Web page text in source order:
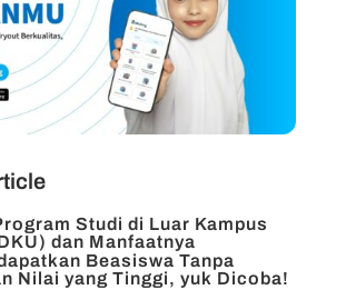
Studi di Luar Kampus
dan Manfaatnya
Beasiswa Tanpa
Nilai yang Tinggi, yuk Dicoba!